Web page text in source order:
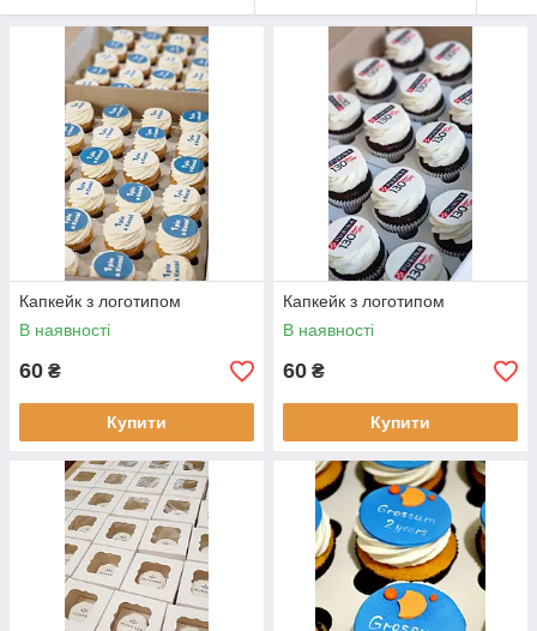
Мода накапкейки з логотипому нас з'явилася зовсім
недавно, проте ці симпатичні тістечка дуже швидко стали
найпопулярнішими дитячими ласощами. Ще б — хто ж
відмовиться від цього крихітного шедевра, якщо він такий
яскравий і привабливий?
Нашікапкейкиприкрасять святкування дня народження,
тематичні вечірки, весільне застілля та пікнік, стануть
родзинкою фотосесії та ласощами для будь-якого ласощів!
Відправте коробочку капкейків другу, принесіть коханій
замість квітів або захопіть із собою як готель дітям!
Рівнодушним не зможе залишитися ніхто!
Капкейк з логотипом
В наявності
60 ₴
Купити
Капкейк з логотипом
В наявності
60 ₴
Купити